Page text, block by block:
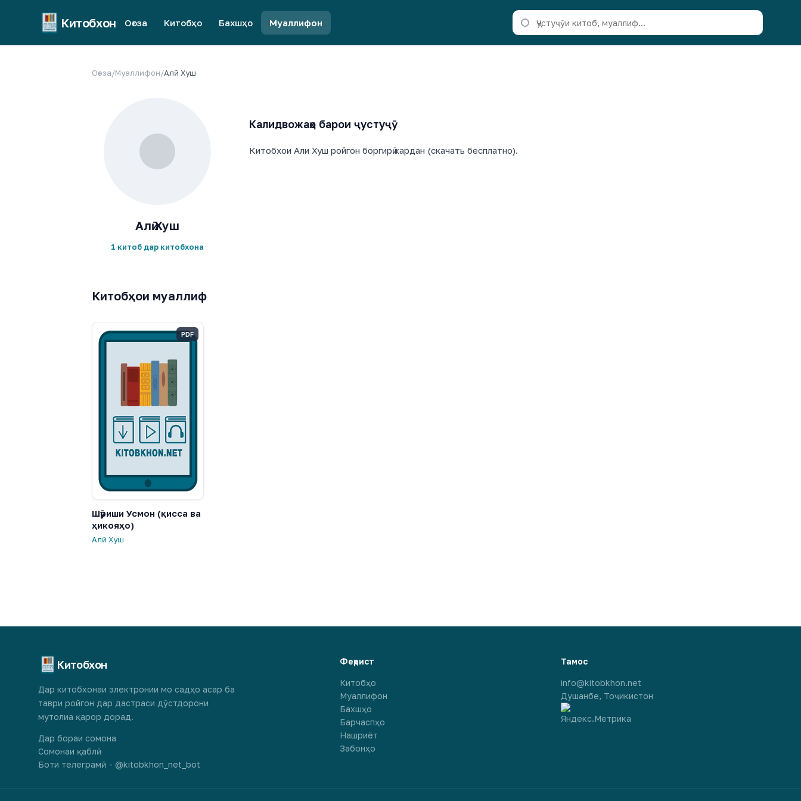
Китобхон Оғоза Китобҳо Бахшҳо Муаллифон
Оғоза/Муаллифон/Алӣ Хуш
Алӣ Хуш
1 китоб дар китобхона
Калидвожаҳо барои ҷустуҷӯ
Китобхои Али Хуш ройгон боргирӣ кардан (скачать бесплатно).
Китобҳои муаллиф
PDF
Шӯриши Усмон (қисса ва
ҳикояҳо)
Алӣ Хуш
Китобхон
Дар китобхонаи электронии мо садҳо асар ба
таври ройгон дар дастраси дӯстдорони
мутолиа қарор дорад.
Дар бораи сомона
Сомонаи қаблӣ
Боти телеграмӣ - @kitobkhon_net_bot
Феҳрист
Китобҳо
Муаллифон
Бахшҳо
Барчаспҳо
Нашриёт
Забонҳо
Тамос
info@kitobkhon.net
Душанбе, Тоҷикистон